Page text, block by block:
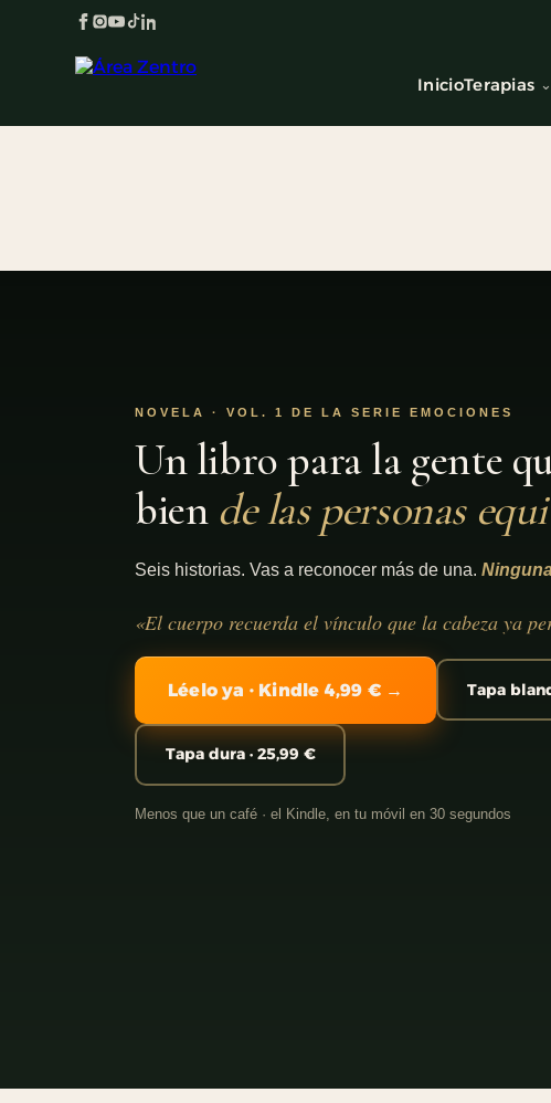
InicioTerapias
NOVELA · VOL. 1 DE LA SERIE EMOCIONES
Un libro para la gente
bien de las personas
Seis historias. Vas a reconocer más de una.
«El cuerpo recuerda el vínculo que la cabeza ya
Léelo ya · Kindle 4,99 € → Tapa
Tapa dura · 25,99 €
Menos que un café · el Kindle, en tu móvil en 30 segundos